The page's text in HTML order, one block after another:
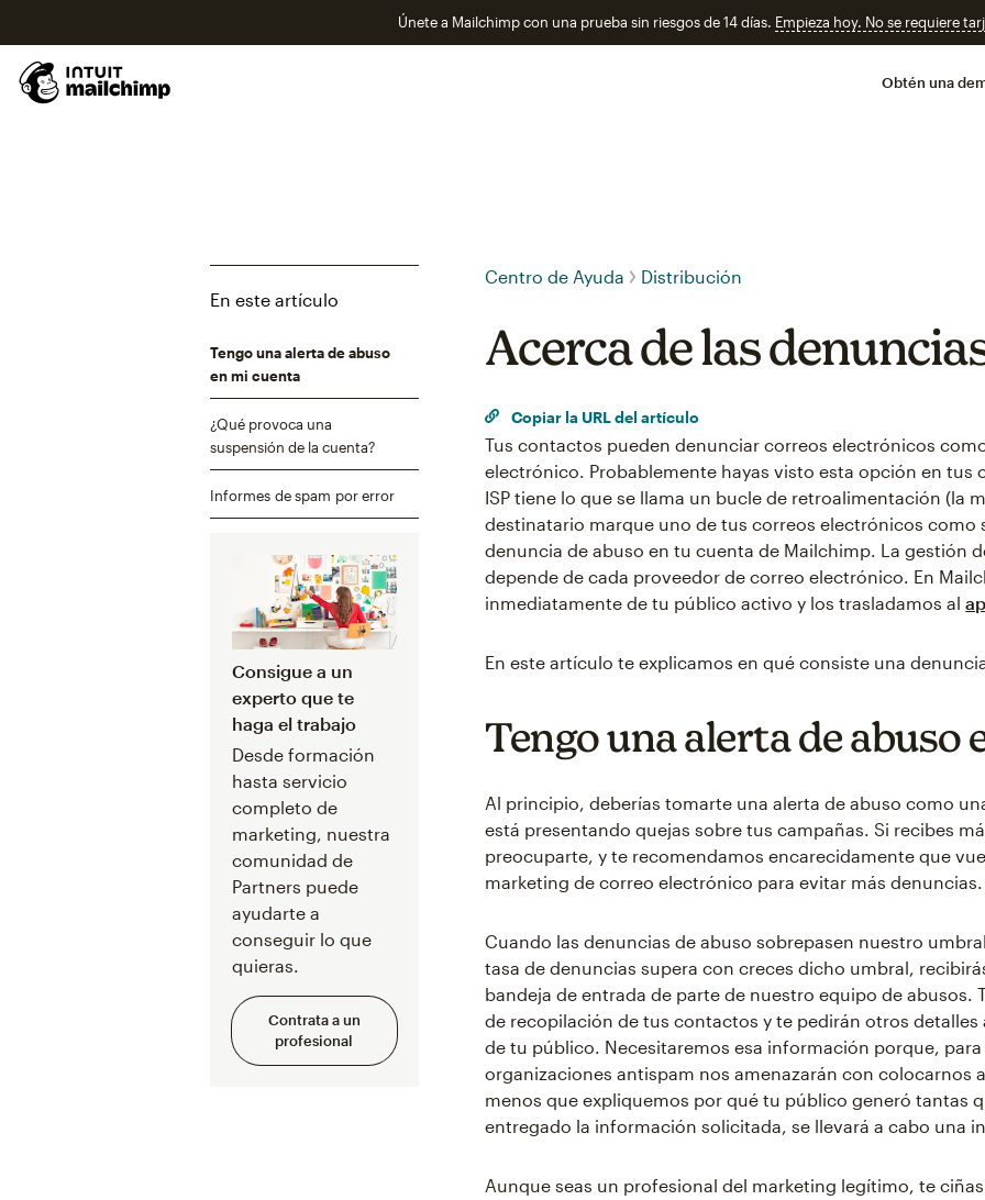
Únete a Mailchimp con una prueba sin riesgos de 14 días. Empieza hoy. No se requiere
Obtén una
En este artículo
Tengo una alerta de abuso
en mi cuenta
¿Qué provoca una
suspensión de la cuenta?
Informes de spam por error
Consigue a un
experto que te
haga el trabajo
Desde formación
hasta servicio
completo de
marketing, nuestra
comunidad de
Partners puede
ayudarte a
conseguir lo que
quieras.
Contrata a un
profesional
Centro de Ayuda Distribución
Acerca de las
Copiar la URL del artículo
Tus contactos pueden denunciar correos electrónicos
electrónico. Probablemente hayas visto esta opción en tus
ISP tiene lo que se llama un bucle de retroalimentación (la
destinatario marque uno de tus correos electrónicos como
denuncia de abuso en tu cuenta de Mailchimp. La gestión
depende de cada proveedor de correo electrónico. En
inmediatamente de tu público activo y los trasladamos al
En este artículo te explicamos en qué consiste una
Tengo una alerta de abuso
Al principio, deberías tomarte una alerta de abuso como
está presentando quejas sobre tus campañas. Si recibes
preocuparte, y te recomendamos encarecidamente que
marketing de correo electrónico para evitar más denuncias.
Cuando las denuncias de abuso sobrepasen nuestro
tasa de denuncias supera con creces dicho umbral,
bandeja de entrada de parte de nuestro equipo de abusos.
de recopilación de tus contactos y te pedirán otros
de tu público. Necesitaremos esa información porque, para
organizaciones antispam nos amenazarán con colocarnos
menos que expliquemos por qué tu público generó tantas
entregado la información solicitada, se llevará a cabo una
Aunque seas un profesional del marketing legítimo, te